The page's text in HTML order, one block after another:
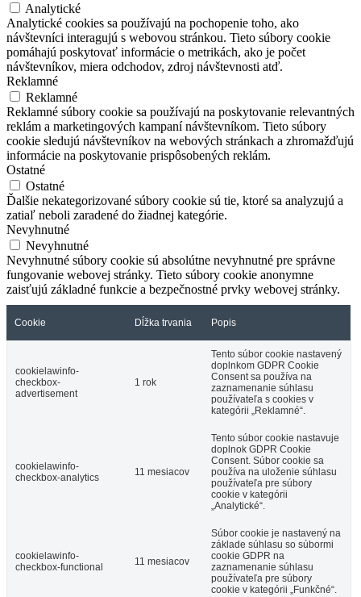
Analytické
Analytické cookies sa používajú na pochopenie toho, ako
návštevníci interagujú s webovou stránkou. Tieto súbory cookie
pomáhajú poskytovať informácie o metrikách, ako je počet
návštevníkov, miera odchodov, zdroj návštevnosti atď.
Reklamné
Reklamné
Reklamné súbory cookie sa používajú na poskytovanie relevantných
reklám a marketingových kampaní návštevníkom. Tieto súbory
cookie sledujú návštevníkov na webových stránkach a zhromažďujú
informácie na poskytovanie prispôsobených reklám.
Ostatné
Ostatné
Ďalšie nekategorizované súbory cookie sú tie, ktoré sa analyzujú a
zatiaľ neboli zaradené do žiadnej kategórie.
Nevyhnutné
Nevyhnutné
Nevyhnutné súbory cookie sú absolútne nevyhnutné pre správne
fungovanie webovej stránky. Tieto súbory cookie anonymne
zaisťujú základné funkcie a bezpečnostné prvky webovej stránky.
Cookie Dĺžka trvania Popis
cookielawinfo-
checkbox-
advertisement
1 rok
Tento súbor cookie nastavený
doplnkom GDPR Cookie
Consent sa používa na
zaznamenanie súhlasu
používateľa s cookies v
kategórii „Reklamné“.
cookielawinfo-
checkbox-analytics
11 mesiacov
Tento súbor cookie nastavuje
doplnok GDPR Cookie
Consent. Súbor cookie sa
používa na uloženie súhlasu
používateľa pre súbory
cookie v kategórii
„Analytické“.
cookielawinfo-
checkbox-functional
11 mesiacov
Súbor cookie je nastavený na
základe súhlasu so súbormi
cookie GDPR na
zaznamenanie súhlasu
používateľa pre súbory
cookie v kategórii „Funkčné“.